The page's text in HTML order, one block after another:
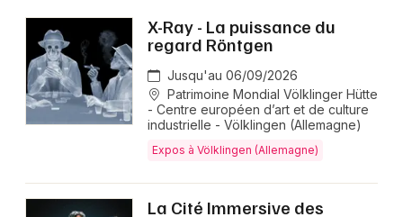
Grands événements
Activité & Expérience
Manifestations
Spectacles
Lille
Lyon
Marseille
Montpellier
X-Ray - La puissance du
regard Röntgen
Jusqu'au 06/09/2026
Patrimoine Mondial Völklinger Hütte
- Centre européen d’art et de culture
industrielle - Völklingen (Allemagne)
Expos à Völklingen (Allemagne)
La Cité Immersive des
Aujourd'hui
Demain